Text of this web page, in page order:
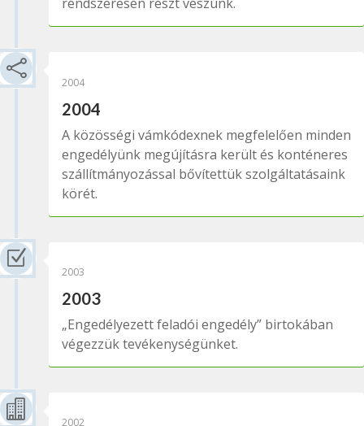

2004
2004
A közösségi vámkódexnek megfelelően minden
engedélyünk megújításra került és konténeres
szállítmányozással bővítettük szolgáltatásaink
körét.
Z
2003
2003
„Engedélyezett feladói engedély” birtokában
végezzük tevékenységünket.

2002